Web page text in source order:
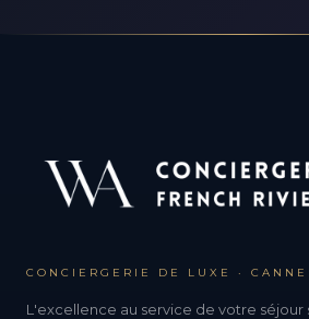
CONCIERGERIE DE LUXE ·
L'excellence au service de votre séjour